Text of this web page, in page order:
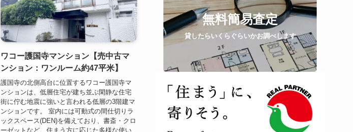
ワコー護国寺マンション【売中古マ
ンション：ワンルーム約47平米】
護国寺の北側高台に位置するワコー護国寺マ
ンションは、低層住宅が建ち並ぶ閑静な住宅
街に佇む地震に強いと言われる低層の3階建マ
ンションです。 室内には可動式の間仕切りラ
ックスペース(DEN)を備えており、書斎・クロ
ーゼットなど、住まう方に応じた多様な使い
無料簡易査定
貸したらいくらぐらいかお調べします